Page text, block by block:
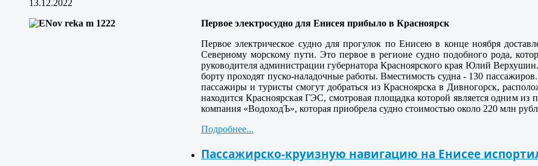
13.12.2022
Первое электросудно для Енисея прибыло в Красноярск
Первое электрическое судно для прогулок по Енисею в конце ноября
Северному морскому пути. Это первое в регионе судно подобного рода,
руководителя администрации губернатора Красноярского края Юлий
борту проходят пуско-наладочные работы. Вместимость судна - 130
пассажиры и туристы смогут добраться из Красноярска в Дивногорск,
находится Красноярская ГЭС, смотровая площадка которой является одним
компания «ВодоходЪ», которая приобрела судно стоимостью около 220 млн
Подробнее...
Пассажирско-круизную навигацию на Енисее